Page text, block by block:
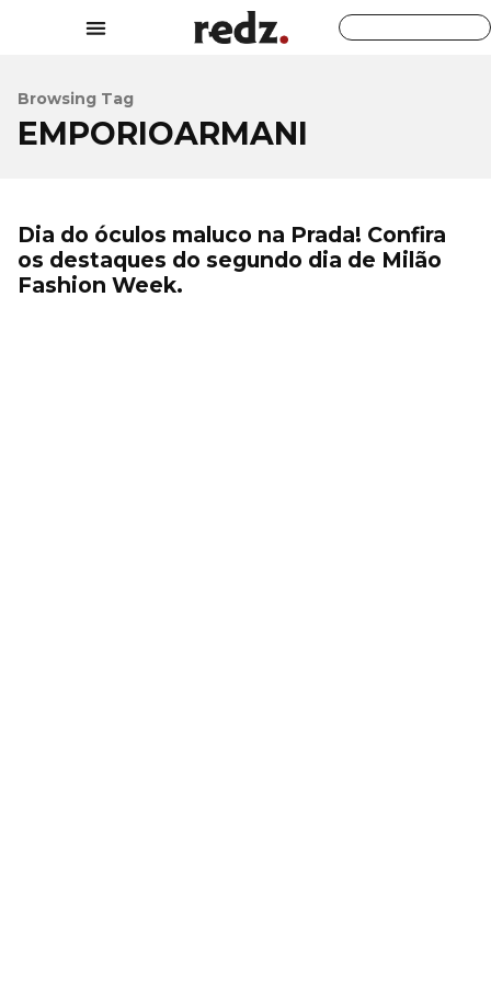
Browsing Tag
EMPORIOARMANI
Dia do óculos maluco na Prada! Confira
os destaques do segundo dia de Milão
Fashion Week.